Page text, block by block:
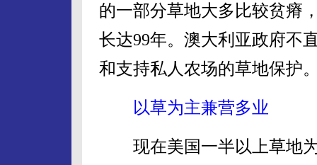
的一部分草地大多比较贫瘠
长达99年。澳大利亚政府不
和支持私人农场的草地保护
以草为主兼营多业
现在美国一半以上草地为